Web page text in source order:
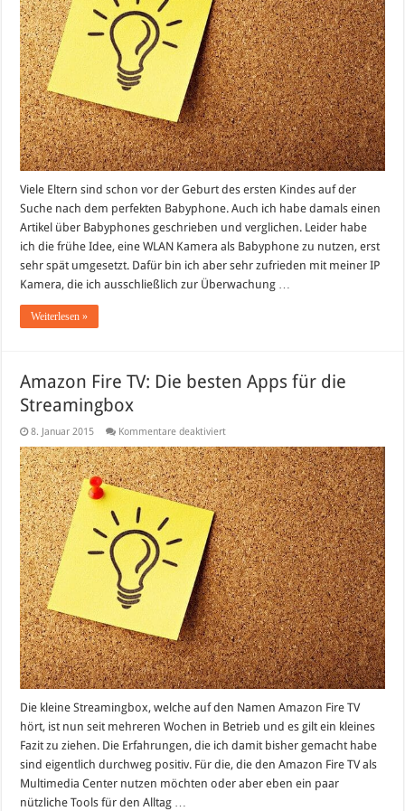
Viele Eltern sind schon vor der Geburt des ersten Kindes auf der
Suche nach dem perfekten Babyphone. Auch ich habe damals einen
Artikel über Babyphones geschrieben und verglichen. Leider habe
ich die frühe Idee, eine WLAN Kamera als Babyphone zu nutzen, erst
sehr spät umgesetzt. Dafür bin ich aber sehr zufrieden mit meiner IP
Kamera, die ich ausschließlich zur Überwachung …
Weiterlesen »
Amazon Fire TV: Die besten Apps für die
Streamingbox
8. Januar 2015 Kommentare deaktiviertfür
Fire
TV:
Die
besten
Apps
für
die
Streamingbox
Die kleine Streamingbox, welche auf den Namen Amazon Fire TV
hört, ist nun seit mehreren Wochen in Betrieb und es gilt ein kleines
Fazit zu ziehen. Die Erfahrungen, die ich damit bisher gemacht habe
sind eigentlich durchweg positiv. Für die, die den Amazon Fire TV als
Multimedia Center nutzen möchten oder aber eben ein paar
nützliche Tools für den Alltag …